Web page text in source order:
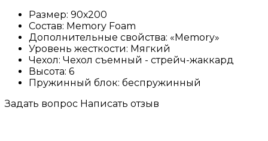
Размер: 90х200
Состав: Memory Foam
Дополнительные свойства: «Memory»
Уровень жесткости: Мягкий
Чехол: Чехол съемный - стрейч-жаккард
Высота: 6
Пружинный блок: беспружинный
Задать вопрос Написать отзыв